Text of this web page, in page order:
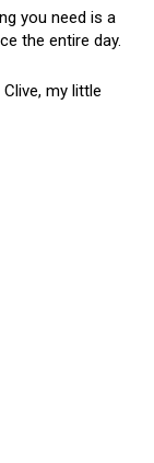
you need is a
the entire day.
my little